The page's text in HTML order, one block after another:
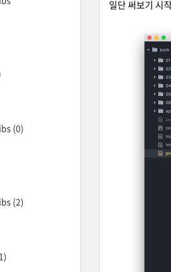
(0)
(2)
일단 써보기 시